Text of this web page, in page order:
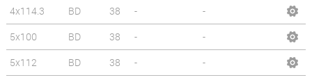
4x114.3
BD 38 -
-
5x100
BD 38 -
-
5x112
BD 38 -
-